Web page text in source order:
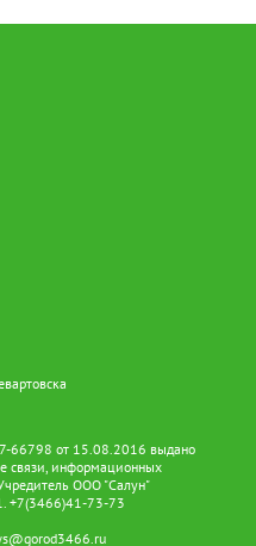
66798 от 15.08.2016 выдано
связи, информационных
ООО "Салун"
+7(3466)41-73-73